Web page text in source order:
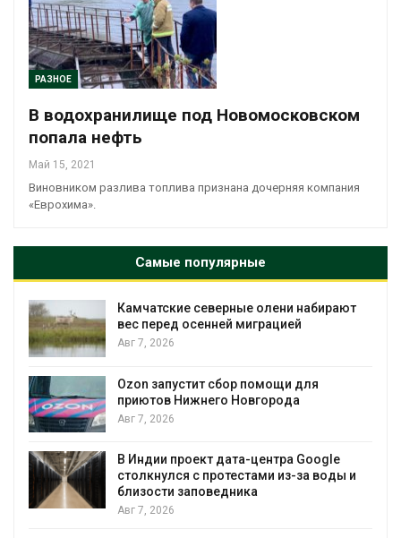
РАЗНОЕ
В водохранилище под Новомосковском
попала нефть
Май 15, 2021
Виновником разлива топлива признана дочерняя компания
«Еврохима».
Самые популярные
Камчатские северные олени набирают
вес перед осенней миграцией
Авг 7, 2026
Ozon запустит сбор помощи для
приютов Нижнего Новгорода
Авг 7, 2026
В Индии проект дата-центра Google
столкнулся с протестами из-за воды и
близости заповедника
Авг 7, 2026